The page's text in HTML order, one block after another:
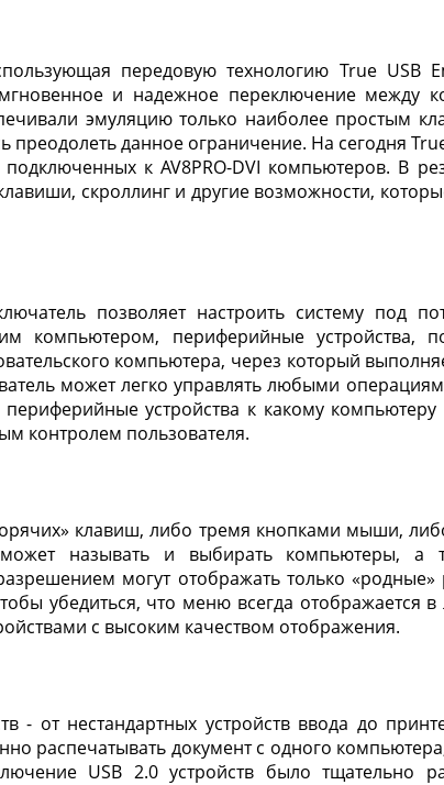
передовую технологию True USB
и надежное переключение между
эмуляцию только наиболее простым
данное ограничение. На сегодня
к AV8PRO-DVI компьютеров. В
скроллинг и другие возможности,
позволяет настроить систему под
компьютером, периферийные устройства,
компьютера, через который
может легко управлять любыми
устройства к какому
контролем пользователя.
клавиш, либо тремя кнопками мыши,
называть и выбирать компьютеры, а
могут отображать только
убедиться, что меню всегда отображается
с высоким качеством отображения.
- от нестандартных устройств ввода до
распечатывать документ с одного
USB 2.0 устройств было тщательно